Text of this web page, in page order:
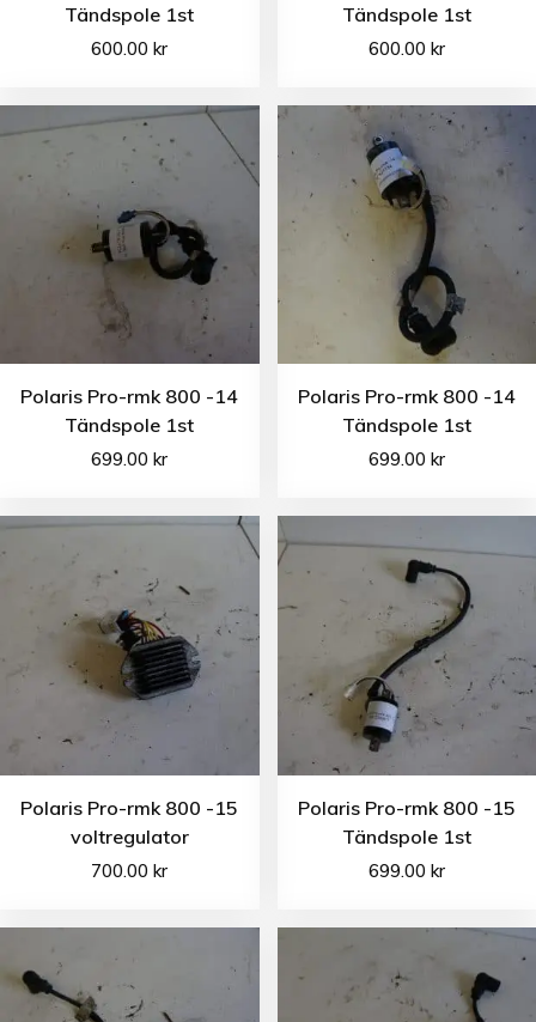
Tändspole 1st
600.00kr
Tändspole 1st
600.00 kr
Polaris Pro-rmk 800 -14
Tändspole 1st
699.00kr
Polaris Pro-rmk 800 -14
Tändspole 1st
699.00 kr
Polaris Pro-rmk 800 -15
voltregulator
700.00kr
Polaris Pro-rmk 800 -15
Tändspole 1st
699.00 kr